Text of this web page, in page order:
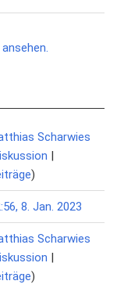
Scharwies
|
)
8. Jan. 2023
Scharwies
|
)